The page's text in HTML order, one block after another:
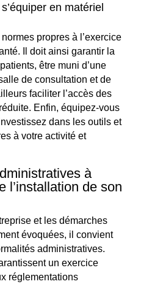
en matériel
propres à l’exercice
Il doit ainsi garantir la
être muni d’une
de consultation et de
faciliter l’accès des
Enfin, équipez-vous
dans les outils et
à votre activité et
à
l’installation de son
et les démarches
évoquées, il convient
administratives.
un exercice
réglementations